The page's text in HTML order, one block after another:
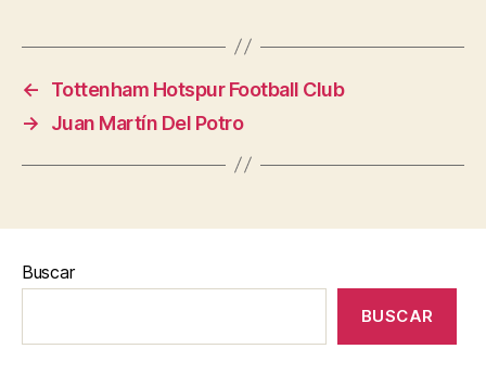
←
Tottenham Hotspur Football Club
→
Juan Martín Del Potro
Buscar
BUSCAR